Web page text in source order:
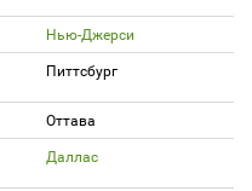
Нью-Джерси
Питтсбург
Оттава
Даллас